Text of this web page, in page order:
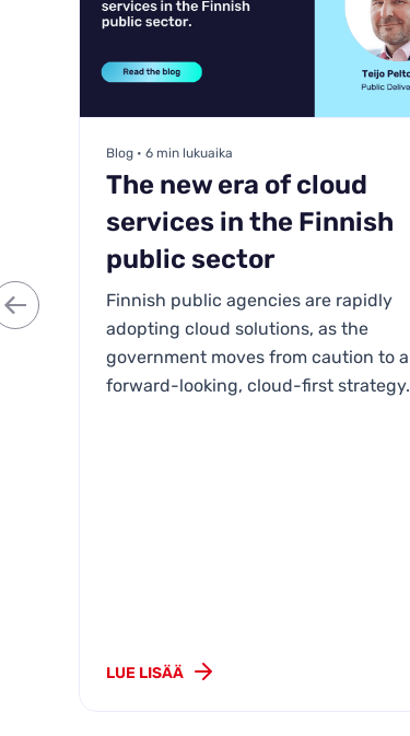
Blog • 6 min lukuaika
The new era of cloud
services in the Finnish
public sector
Finnish public agencies are rapidly
adopting cloud solutions, as the
government moves from caution to a
forward-looking, cloud-first strategy.
LUE LISÄÄ